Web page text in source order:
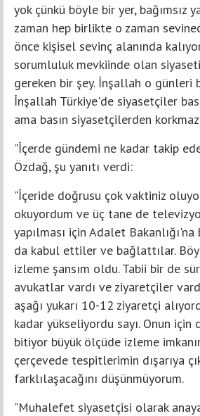
yok çünkü böyle bir yer, bağımsız
zaman hep birlikte o zaman
önce kişisel sevinç alanında
sorumluluk mevkiinde olan
gereken bir şey. İnşallah o günleri
İnşallah Türkiye'de siyasetçiler
ama basın siyasetçilerden
"İçerde gündemi ne kadar takip
Özdağ, şu yanıtı verdi:
"İçeride doğrusu çok vaktiniz
okuyordum ve üç tane de
yapılması için Adalet
da kabul ettiler ve bağlattılar.
izleme şansım oldu. Tabii bir de
avukatlar vardı ve ziyaretçiler
aşağı yukarı 10-12 ziyaretçi
kadar yükseliyordu sayı. Onun için
bitiyor büyük ölçüde izleme
çerçevede tespitlerimin dışarıya
farklılaşacağını düşünmüyorum.
"Muhalefet siyasetçisi olarak